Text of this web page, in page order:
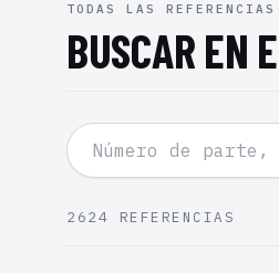
TODAS LAS REFERENCIAS
BUSCAR EN
2624 REFERENCIAS